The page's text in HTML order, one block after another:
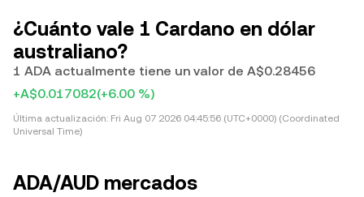
¿Cuánto vale 1 Cardano en dólar
australiano?
1 ADA actualmente tiene un valor de A$0.28456
+A$0.017082(+6.00 %)
Última actualización: Fri Aug 07 2026 04:45:56 (UTC+0000) (Coordinated
Universal Time)
ADA/AUD mercados